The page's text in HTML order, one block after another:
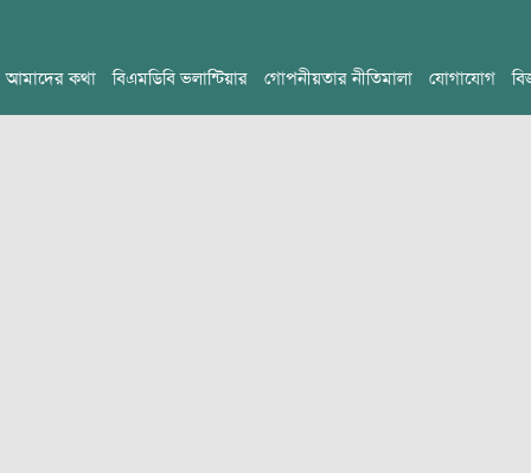
আমাদের কথা বিএমডিবি ভলান্টিয়ার গোপনীয়তার নীতিমালা যোগাযোগ